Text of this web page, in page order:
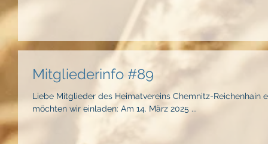
Mitgliederinfo #89
Liebe Mitglieder des Heimatvereins Chemnitz-Reichenhain
möchten wir einladen: Am 14. März 2025 ...